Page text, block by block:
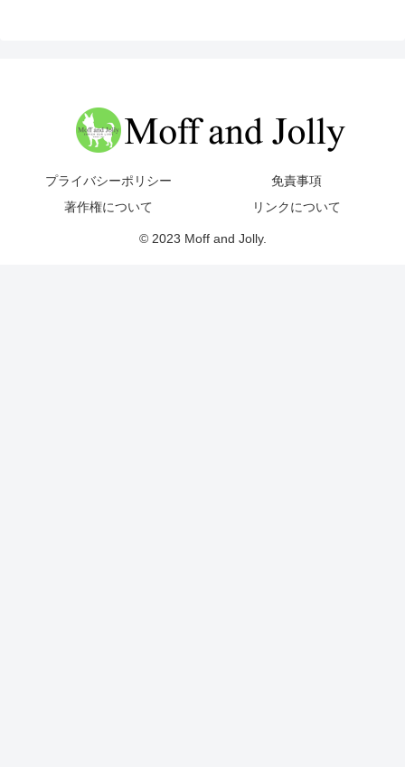
プライバシーポリシー
免責事項
著作権について
リンクについて
© 2023 Moff and Jolly.